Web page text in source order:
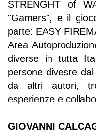
STRENGHT of
"Gamers", e il
parte: EASY
Area
diverse in tutta
persone divesre
da altri autori,
esperienze e
GIOVANNI